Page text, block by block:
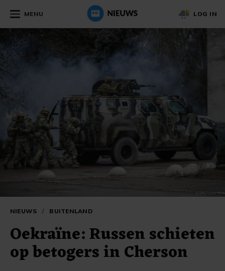
MENU LOG IN
NIEUWS / BUITENLAND
Oekraïne: Russen schieten
op betogers in Cherson